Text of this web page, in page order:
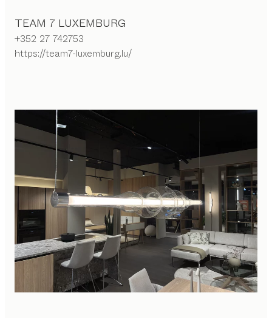
TEAM 7 LUXEMBURG
+352 27 742753
https://team7-luxemburg.lu/